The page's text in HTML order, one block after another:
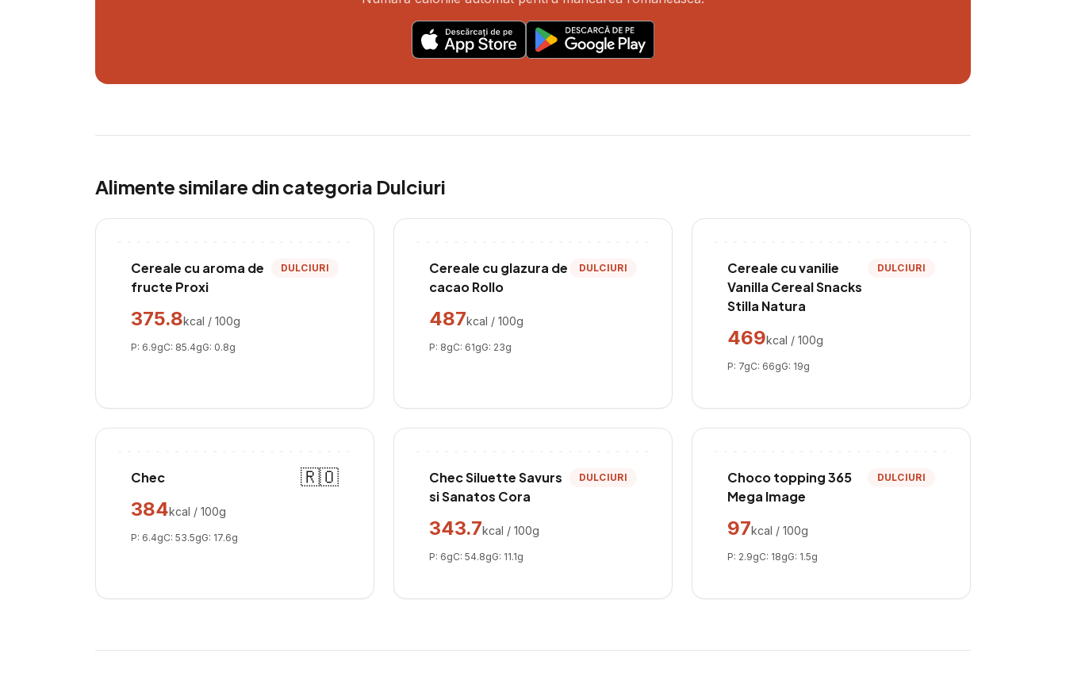
Alimente similare din categoria Dulciuri
Cereale cu aroma de
fructe Proxi
DULCIURI
375.8kcal / 100g
P: 6.9gC: 85.4gG: 0.8g
Cereale cu glazura de
cacao Rollo
DULCIURI
487kcal / 100g
P: 8gC: 61gG: 23g
Cereale cu vanilie
Vanilla Cereal Snacks
Stilla Natura
DULCIURI
469kcal / 100g
P: 7gC: 66gG: 19g
Chec
🇷🇴
384kcal / 100g
P: 6.4gC: 53.5gG: 17.6g
Chec Siluette Savurs
si Sanatos Cora
DULCIURI
343.7kcal / 100g
P: 6gC: 54.8gG: 11.1g
Choco topping 365
Mega Image
DULCIURI
97kcal / 100g
P: 2.9gC: 18gG: 1.5g